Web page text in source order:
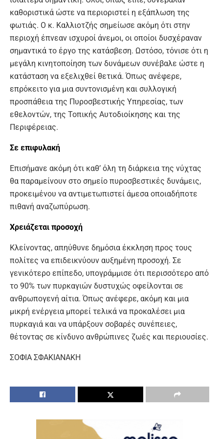
καθοριστικά ώστε να περιοριστεί η εξάπλωση της
φωτιάς. Ο κ. Καλλιοτζής σημείωσε ακόμη ότι στην
περιοχή έπνεαν ισχυροί άνεμοι, οι οποίοι δυσχέραναν
σημαντικά το έργο της κατάσβεση. Ωστόσο, τόνισε ότι η
μεγάλη κινητοποίηση των δυνάμεων συνέβαλε ώστε η
κατάσταση να εξελιχθεί θετικά. Όπως ανέφερε,
επρόκειτο για μια συντονισμένη και συλλογική
προσπάθεια της Πυροσβεστικής Υπηρεσίας, των
εθελοντών, της Τοπικής Αυτοδιοίκησης και της
Περιφέρειας.
Σε επιφυλακή
Επισήμανε ακόμη ότι καθ’ όλη τη διάρκεια της νύχτας
θα παραμείνουν στο σημείο πυροσβεστικές δυνάμεις,
προκειμένου να αντιμετωπιστεί άμεσα οποιαδήποτε
πιθανή αναζωπύρωση.
Χρειάζεται προσοχή
Κλείνοντας, απηύθυνε δημόσια έκκληση προς τους
πολίτες να επιδεικνύουν αυξημένη προσοχή. Σε
γενικότερο επίπεδο, υπογράμμισε ότι περισσότερο από
το 90% των πυρκαγιών δυστυχώς οφείλονται σε
ανθρωπογενή αίτια. Όπως ανέφερε, ακόμη και μια
μικρή ενέργεια μπορεί τελικά να προκαλέσει μια
πυρκαγιά και να υπάρξουν σοβαρές συνέπειες,
θέτοντας σε κίνδυνο ανθρώπινες ζωές και περιουσίες.
ΣΟΦΙΑ ΣΦΑΚΙΑΝΑΚΗ